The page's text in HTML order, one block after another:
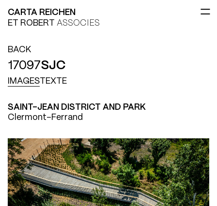
CARTA REICHEN
ET ROBERT
ASSOCIES
BACK
17097SJC
IMAGES TEXTE
SAINT-JEAN DISTRICT AND PARK
Clermont-Ferrand